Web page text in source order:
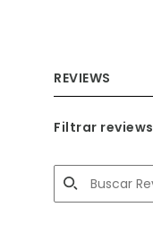
REVIEWS
Filtrar reviews